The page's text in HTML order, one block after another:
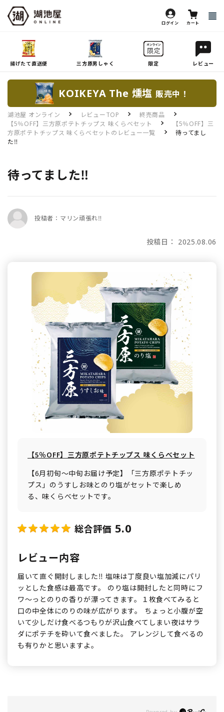
ログイン カート
揚げたて直送便 三方原男しゃく 限定 レビュー
KOIKEYA The 燻塩 販売中！
湖池屋 オンライン レビューTOP
終売商品
【5％OFF】三方原ポテトチップス 味くらべセット
【5％OFF】三
方原ポテトチップス 味くらべセットのレビュー一覧
待ってまし
た‼️
待ってました‼️
投稿者：マリン頑張れ‼️
投稿日： 2025.08.06
【5％OFF】三方原ポテトチップス 味くらべセット
【6月初旬～中旬お届け予定】「三方原ポテトチッ
プス」のうすしお味とのり塩がセットで楽しめ
る、味くらべセットです。
総合評価 5.0
レビュー内容
届いて直ぐ開封しました‼️ 塩味は丁度良い塩加減にパリ
ッとした食感は最高です。 のり塩は開封したと同時にフ
ワ～っとのりの香りが漂ってきます。１枚食べてみると
口の中全体にのりの味が広がります。 ちょっと小腹が空
いて少しだけ食べるつもりが沢山食べてしまい夜はサラ
ダにポテチを砕いて食べました。 アレンジして食べるの
も有りかと思いますよ。